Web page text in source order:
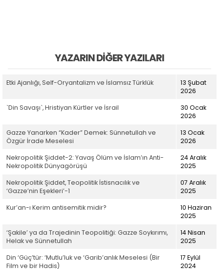
YAZARIN DIĞER YAZILARI
Etki Ajanlığı, Self-Oryantalizm ve İslamsız Türklük
13 Şubat
2026
`Din Savaşı`, Hristiyan Kürtler ve İsrail
30 Ocak
2026
Gazze Yanarken “Kader” Demek: Sünnetullah ve
Özgür İrade Meselesi
13 Ocak
2026
Nekropolitik Şiddet-2: Yavaş Ölüm ve İslam’ın Anti-
Nekropolitik Dünyagörüşü
24 Aralık
2025
Nekropolitik Şiddet, Teopolitik İstisnacılık ve
‘Gazze’nin Eşekleri’-1
07 Aralık
2025
Kur’an-ı Kerim antisemitik midir?
10 Haziran
2025
‘Şakile’ ya da Trajedinin Teopolitiği: Gazze Soykırımı,
Helak ve Sünnetullah
14 Nisan
2025
Din ‘Güç’tür: ‘Mutlu’luk ve ‘Garib’anlık Meselesi (Bir
Film ve bir Hadis)
17 Eylül
2024